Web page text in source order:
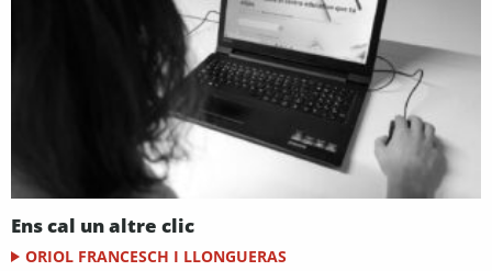
Ens cal un altre clic
ORIOL FRANCESCH I LLONGUERAS